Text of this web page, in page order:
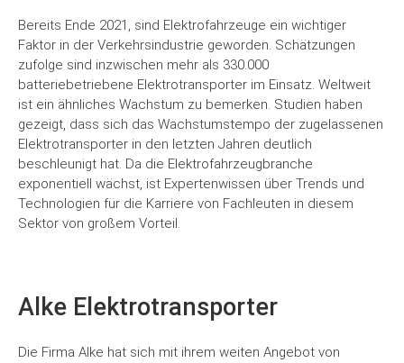
Bereits Ende 2021, sind Elektrofahrzeuge ein wichtiger
Faktor in der Verkehrsindustrie geworden. Schätzungen
zufolge sind inzwischen mehr als 330.000
batteriebetriebene Elektrotransporter im Einsatz. Weltweit
ist ein ähnliches Wachstum zu bemerken. Studien haben
gezeigt, dass sich das Wachstumstempo der zugelassenen
Elektrotransporter in den letzten Jahren deutlich
beschleunigt hat. Da die Elektrofahrzeugbranche
exponentiell wächst, ist Expertenwissen über Trends und
Technologien für die Karriere von Fachleuten in diesem
Sektor von großem Vorteil.
Alke Elektrotransporter
Die Firma Alke hat sich mit ihrem weiten Angebot von